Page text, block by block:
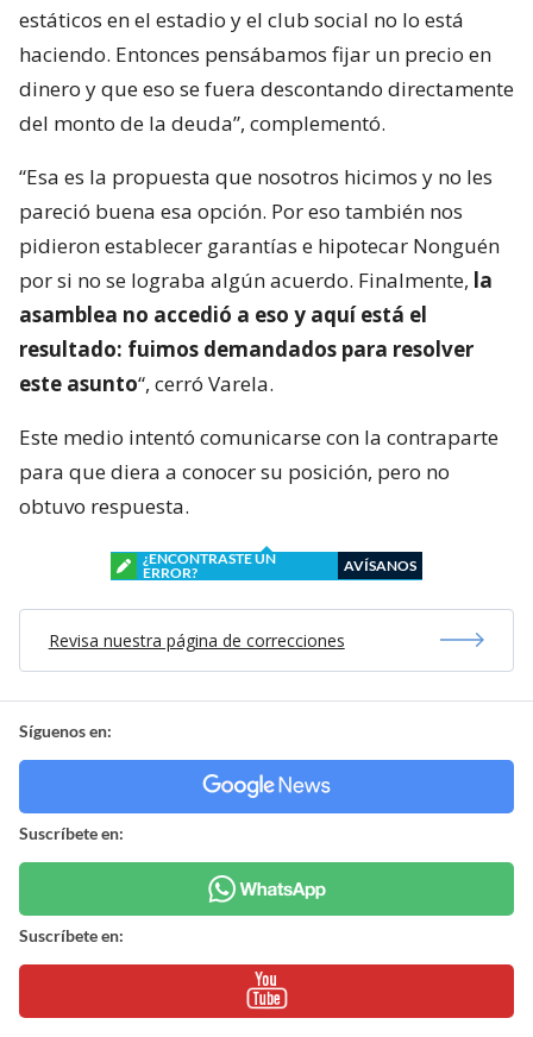
estáticos en el estadio y el club social no lo está
haciendo. Entonces pensábamos fijar un precio en
dinero y que eso se fuera descontando directamente
del monto de la deuda”, complementó.
“Esa es la propuesta que nosotros hicimos y no les
pareció buena esa opción. Por eso también nos
pidieron establecer garantías e hipotecar Nonguén
por si no se lograba algún acuerdo. Finalmente, la
asamblea no accedió a eso y aquí está el
resultado: fuimos demandados para resolver
este asunto“, cerró Varela.
Este medio intentó comunicarse con la contraparte
para que diera a conocer su posición, pero no
obtuvo respuesta.
¿ENCONTRASTE UN
ERROR?
AVÍSANOS
Revisa nuestra página de correcciones
Síguenos en:
Suscríbete en:
Suscríbete en: